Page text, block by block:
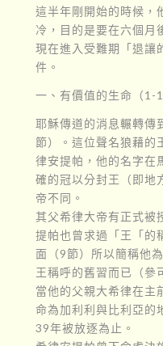
這半年剛開始的時候，
冷，目的是要在六個月
現在進入受難期「退讓
件。
一、有價值的生命（1-
耶穌傳道的消息輾轉傳
節）。這位聲名狼藉的
律安提帕，他的名字在
確的冠以分封王（即地
帝不同。
其父希律大帝有正式被
提帕也曾求過「王「的
面（9節）所以簡稱他
王稱呼的舊習而已（參
當他的父親大希律在主
命為加利利與比利亞的
39年被放逐為止。